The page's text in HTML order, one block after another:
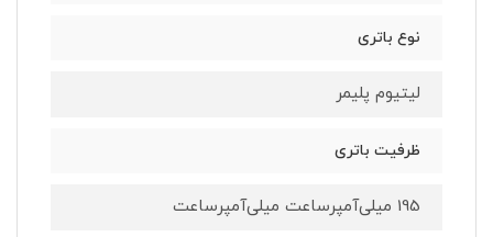
نوع باتری
لیتیوم پلیمر
ظرفیت باتری
195 میلی‌آمپرساعت میلی‌آمپرساعت